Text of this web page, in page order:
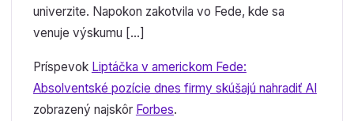
univerzite. Napokon zakotvila vo Fede, kde sa
venuje výskumu […]
Príspevok Liptáčka v americkom Fede:
Absolventské pozície dnes firmy skúšajú nahradiť AI
zobrazený najskôr Forbes.